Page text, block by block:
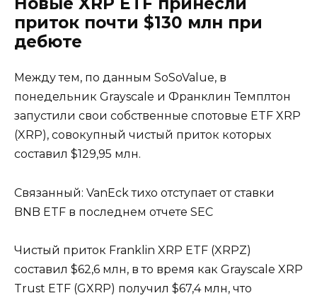
приток почти $130 млн при
дебюте
Между тем, по данным SoSoValue, в
понедельник Grayscale и Франклин Темплтон
запустили свои собственные спотовые ETF XRP
(XRP), совокупный чистый приток которых
составил $129,95 млн.
Связанный: VanEck тихо отступает от ставки
BNB ETF в последнем отчете SEC
Чистый приток Franklin XRP ETF (XRPZ)
составил $62,6 млн, в то время как Grayscale XRP
Trust ETF (GXRP) получил $67,4 млн, что